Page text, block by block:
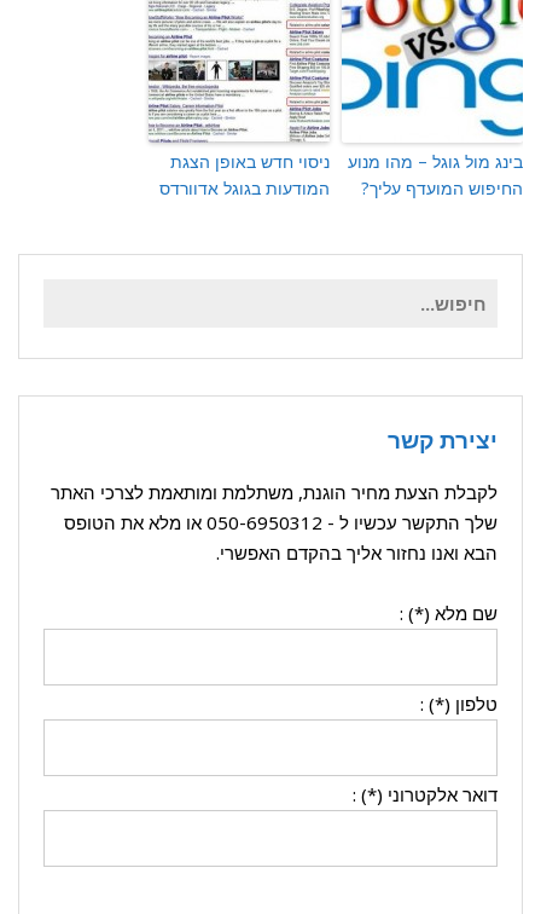
בינג מול גוגל – מהו מנוע
החיפוש המועדף עליך?
ניסוי חדש באופן הצגת
המודעות בגוגל אדוורדס
יצירת קשר
לקבלת הצעת מחיר הוגנת, משתלמת ומותאמת לצרכי האתר
שלך התקשר עכשיו ל - 050-6950312 או מלא את הטופס
הבא ואנו נחזור אליך בהקדם האפשרי.
שם מלא (*) :
טלפון (*) :
דואר אלקטרוני (*) :